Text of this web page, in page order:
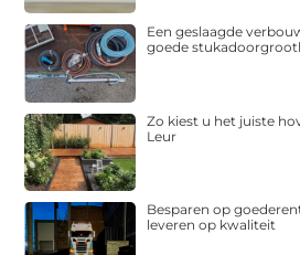
Een geslaagde
goede
Zo kiest u het juiste
Leur
Besparen op
leveren op kwaliteit